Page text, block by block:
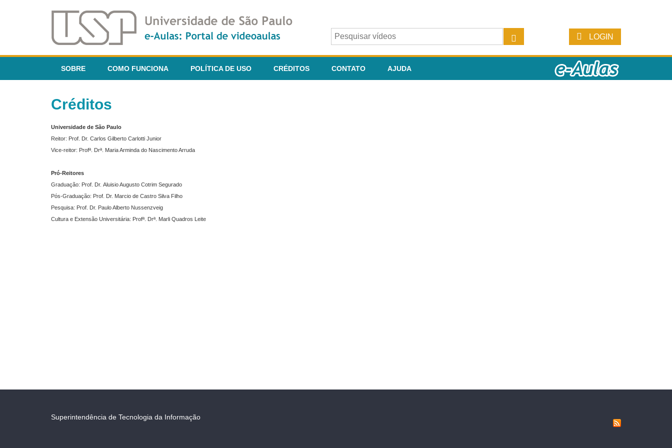
LOGIN
SOBRE COMO FUNCIONA POLÍTICA DE USO CRÉDITOS CONTATO AJUDA
Créditos
Universidade de São Paulo
Reitor: Prof. Dr. Carlos Gilberto Carlotti Junior
Vice-reitor: Profª. Drª. Maria Arminda do Nascimento Arruda
Pró-Reitores
Graduação: Prof. Dr. Aluisio Augusto Cotrim Segurado
Pós-Graduação: Prof. Dr. Marcio de Castro Silva Filho
Pesquisa: Prof. Dr. Paulo Alberto Nussenzveig
Cultura e Extensão Universitária: Profª. Drª. Marli Quadros Leite
Superintendência de Tecnologia da Informação